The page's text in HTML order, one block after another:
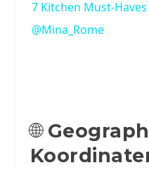
7 Kitchen Must-
@Mina_Rome
🌐